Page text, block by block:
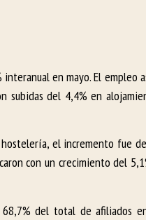
en mayo. El empleo
subidas del 4,4% en
el incremento fue
con un crecimiento del
68,7% del total de afiliados